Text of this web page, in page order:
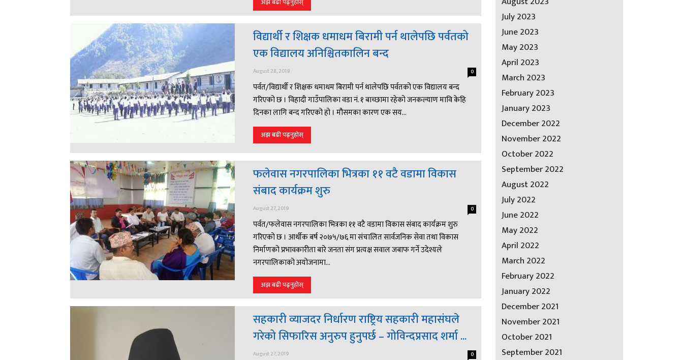
विद्यार्थी र शिक्षक धमाधम बिरामी पर्न थालेपछि पर्वतको
एक विद्यालय अनिश्चितकालिन बन्द
August 28, 2019 0
पर्वत/विद्यार्थी र शिक्षक धमाधम बिरामी पर्न थालेपछि पर्वतको एक विद्यालय बन्द
गरिएको छ । विहादी गाउँपालिका वडा नं. १ बाच्छामा रहेको जनकल्याण मावि केहि
दिनका लागि बन्द गरिएको हो । मौसमका कारण एक सय...
अझ बढी पढ्नुहोस्
फलेवास नगरपालिका भित्रका ११ वटै वडामा विकास
संबाद कार्यक्रम शुरु
August 27, 2019 0
पर्वत/फलेवास नगरपालिका भित्रका ११ वटै वडामा विकास संबाद कार्यक्रम शुरु
गरिएको छ । आर्थीक बर्ष २०७५/७६ मा संचालित सार्वजनिक सेवा तथा विकास
निर्माणको प्रभावकारीता बारे जनता संग प्रत्यक्ष सवाल जबाफ गर्ने उदेश्यले
नगरपालिकाको अयोजनामा...
अझ बढी पढ्नुहोस्
सहकारी व्याजदर निर्धारण राष्ट्रिय सहकारी महासंघले
गरेको सिफारिस अनुरुप हुनुपर्छ – गोविन्दप्रसाद शर्मा ...
August 27, 2019 0
July 2023
June 2023
May 2023
April 2023
March 2023
February 2023
January 2023
December 2022
November 2022
October 2022
September 2022
August 2022
July 2022
June 2022
May 2022
April 2022
March 2022
February 2022
January 2022
December 2021
November 2021
October 2021
September 2021